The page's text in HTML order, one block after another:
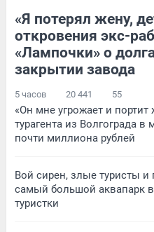
«Я потерял жену,
откровения экс-
«Лампочки» о
закрытии завода
5 часов 20 441 55
«Он мне угрожает и
турагента из Волгограда
почти миллиона рублей
Вой сирен, злые туристы и
самый большой аквапарк
туристки